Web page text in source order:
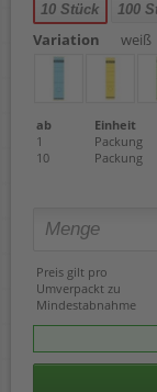
10 Stück 100
Variation weiß
ab Einheit
1
Packung
10
Packung
Preis gilt pro
Umverpackt zu
Mindestabnahme